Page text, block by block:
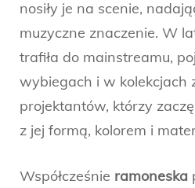
nosiły je na scenie,
muzyczne znaczenie. W
trafiła do mainstreamu,
wybiegach i w kolekcjach
projektantów, którzy
z jej formą, kolorem i
Współcześnie ramoneska